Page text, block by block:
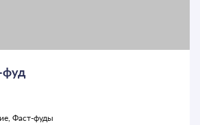
фуд
Фаст-фуды